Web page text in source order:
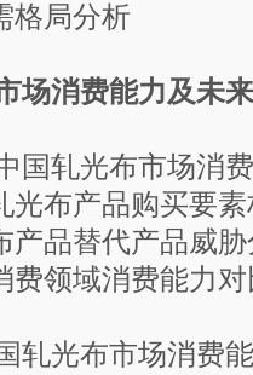
分析
场消费能力及未
轧光布市场消
产品购买要素
替代产品威胁
域消费能力对
光布市场消费能